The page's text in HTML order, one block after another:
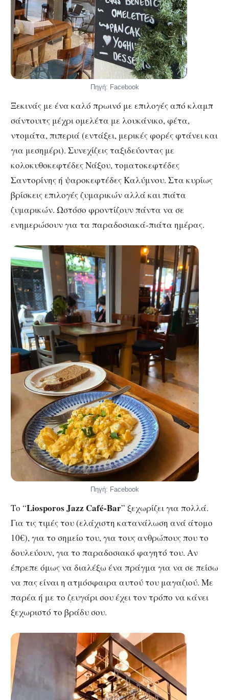
Πηγή: Facebook
Ξεκινάς με ένα καλό πρωινό με επιλογές από κλαμπ
σάντουιτς μέχρι ομελέτα με λουκάνικο, φέτα,
ντομάτα, πιπεριά (εντάξει, μερικές φορές φτάνει και
για μεσημέρι). Συνεχίζεις ταξιδεύοντας με
κολοκυθοκεφτέδες Νάξου, τοματοκεφτέδες
Σαντορίνης ή ψαροκεφτέδες Καλύμνου. Στα κυρίως
βρίσκεις επιλογές ζυμαρικών αλλά και πιάτα
ζυμαρικών. Ωστόσο φροντίζουν πάντα να σε
ενημερώσουν για τα παραδοσιακά-πιάτα ημέρας.
Πηγή: Facebook
Το “Liosporos Jazz Café-Bar” ξεχωρίζει για πολλά.
Για τις τιμές του (ελάχιστη κατανάλωση ανά άτομο
10€), για το σημείο του, για τους ανθρώπους που το
δουλεύουν, για το παραδοσιακό φαγητό του. Αν
έπρεπε όμως να διαλέξω ένα πράγμα για να σε πείσω
να πας είναι η ατμόσφαιρα αυτού του μαγαζιού. Με
παρέα ή με το ζευγάρι σου έχει τον τρόπο να κάνει
ξεχωριστό το βράδυ σου.